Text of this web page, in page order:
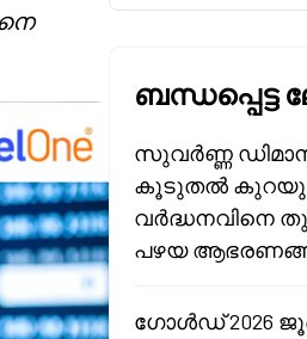
ബന്ധപ്പെട്ട
സുവർണ്ണ
കൂടുതൽ
വർദ്ധനവിനെ
പഴയ
ഗോൾഡ് 2026